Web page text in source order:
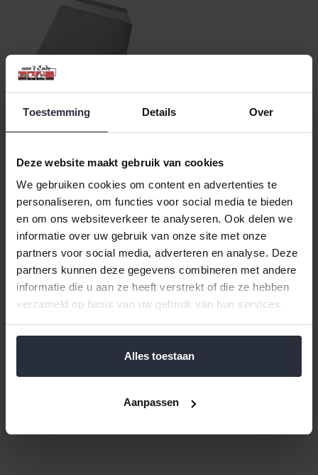
Toestemming Details Over
Deze website maakt gebruik van cookies
We gebruiken cookies om content en advertenties te
personaliseren, om functies voor social media te bieden
en om ons websiteverkeer te analyseren. Ook delen we
informatie over uw gebruik van onze site met onze
partners voor social media, adverteren en analyse. Deze
partners kunnen deze gegevens combineren met andere
informatie die u aan ze heeft verstrekt of die ze hebben
verzameld op basis van uw gebruik van hun services.
Alles toestaan
Aanpassen
Taart Pizzaschep
€17,99 Incl. btw
Beschikbaar
In winkelwagen
Veilig achteraf betalen, tot 14 dagen na aankoop
Gratis verzending vanaf €60,=